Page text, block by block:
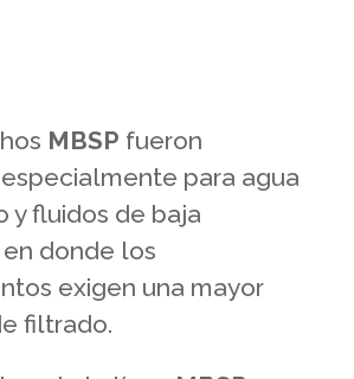
MBSP fueron
para agua
y fluidos de baja
donde los
exigen una mayor
filtrado.